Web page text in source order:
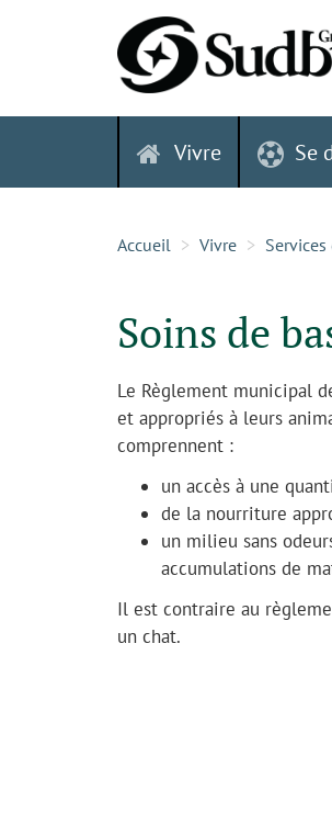
Vivre Se
Accueil Vivre
Soins de
Le Règlement municipal
et appropriés à leurs
comprennent :
un accès à une
de la nourriture
un milieu sans
accumulations de
Il est contraire au
un chat.